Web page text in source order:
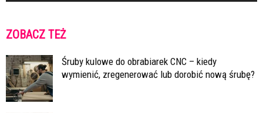
ZOBACZ TEŻ
Śruby kulowe do obrabiarek CNC – kiedy
wymienić, zregenerować lub dorobić nową śrubę?